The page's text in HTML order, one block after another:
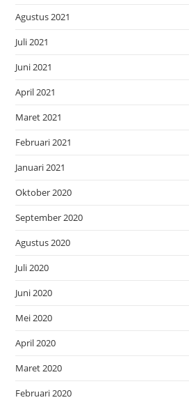
Agustus 2021
Juli 2021
Juni 2021
April 2021
Maret 2021
Februari 2021
Januari 2021
Oktober 2020
September 2020
Agustus 2020
Juli 2020
Juni 2020
Mei 2020
April 2020
Maret 2020
Februari 2020